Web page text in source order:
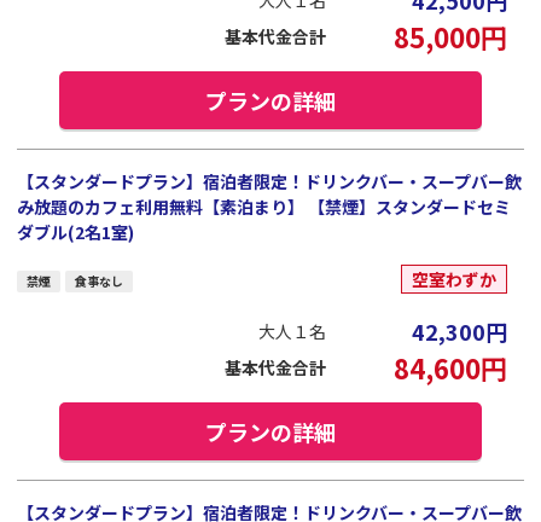
基本代金合計 85,000円
プランの詳細
【スタンダードプラン】宿泊者限定！ドリンクバー・スープバー飲
み放題のカフェ利用無料【素泊まり】 【禁煙】スタンダードセミ
ダブル(2名1室)
禁煙 食事なし 空室わずか
大人１名 42,300円
基本代金合計 84,600円
プランの詳細
【スタンダードプラン】宿泊者限定！ドリンクバー・スープバー飲